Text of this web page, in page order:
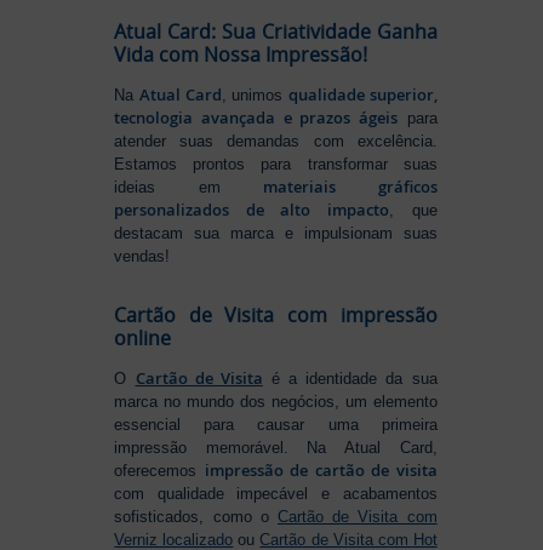
Atual Card: Sua Criatividade Ganha
Vida com Nossa Impressão!
Na Atual Card, unimos qualidade superior,
tecnologia avançada e prazos ágeispara
atender suas demandas com excelência.
Estamos prontos para transformar suas
ideias em materiais gráficos
personalizados de alto impacto, que
destacam sua marca e impulsionam suas
vendas!
Cartão de Visita com impressão
online
O Cartão de Visita é a identidade da sua
marca no mundo dos negócios, um elemento
essencial para causar uma primeira
impressão memorável. Na Atual Card,
oferecemos impressão de cartão de visita
com qualidade impecável e acabamentos
sofisticados, como o Cartão de Visita com
Verniz localizado ouCartão de Visita com Hot